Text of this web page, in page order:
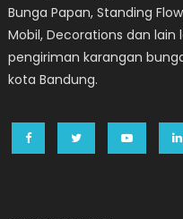
Bunga Papan, Standing
Mobil, Decorations dan lain
pengiriman karangan
kota Bandung.